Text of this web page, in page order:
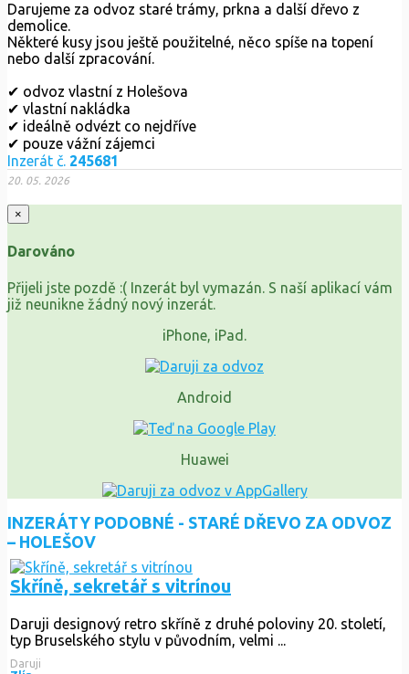
Darujeme za odvoz staré trámy, prkna a další dřevo z
demolice.
Některé kusy jsou ještě použitelné, něco spíše na topení
nebo další zpracování.
✔ odvoz vlastní z Holešova
✔ vlastní nakládka
✔ ideálně odvézt co nejdříve
✔ pouze vážní zájemci
Inzerát č. 245681
20. 05. 2026
×
Darováno
Přijeli jste pozdě :( Inzerát byl vymazán. S naší aplikací vám
již neunikne žádný nový inzerát.
iPhone, iPad.
Android
Huawei
INZERÁTY PODOBNÉ - STARÉ DŘEVO ZA ODVOZ
– HOLEŠOV
Skříně, sekretář s vitrínou
Daruji designový retro skříně z druhé poloviny 20. století,
typ Bruselského stylu v původním, velmi ...
Daruji